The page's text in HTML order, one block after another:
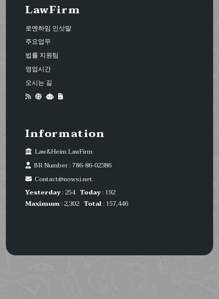
LawFirm
로엔하임 인삿말
주요업무
법률 지원팀
영업시간
오시는 길
Information
Law&Heim LawFirm
BR Number : 786-86-02386
Contact@nowsj.net
Yesterday: 254 Today: 192
Maximum: 2,302 Total: 157,446